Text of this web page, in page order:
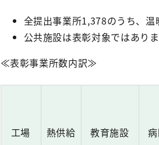
全提出事業所1,378のうち、
公共施設は表彰対象ではあり
≪表彰事業所数内訳≫
工場 熱供給 教育施設